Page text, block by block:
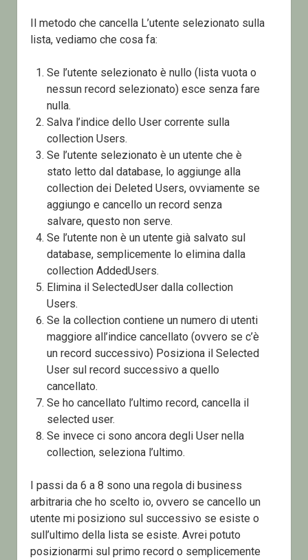
Il metodo che cancella L’utente selezionato sulla
lista, vediamo che cosa fa:
Se l’utente selezionato è nullo (lista vuota o
nessun record selezionato) esce senza fare
nulla.
Salva l’indice dello User corrente sulla
collection Users.
Se l’utente selezionato è un utente che è
stato letto dal database, lo aggiunge alla
collection dei Deleted Users, ovviamente se
aggiungo e cancello un record senza
salvare, questo non serve.
Se l’utente non è un utente già salvato sul
database, semplicemente lo elimina dalla
collection AddedUsers.
Elimina il SelectedUser dalla collection
Users.
Se la collection contiene un numero di utenti
maggiore all’indice cancellato (ovvero se c’è
un record successivo) Posiziona il Selected
User sul record successivo a quello
cancellato.
Se ho cancellato l’ultimo record, cancella il
selected user.
Se invece ci sono ancora degli User nella
collection, seleziona l’ultimo.
I passi da 6 a 8 sono una regola di business
arbitraria che ho scelto io, ovvero se cancello un
utente mi posiziono sul successivo se esiste o
sull’ultimo della lista se esiste. Avrei potuto
posizionarmi sul primo record o semplicemente